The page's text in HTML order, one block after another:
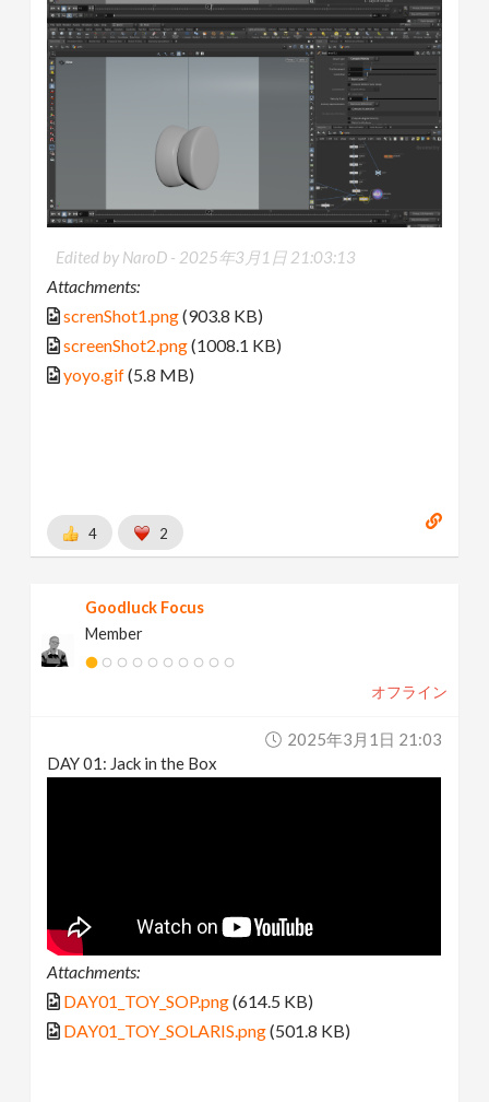
Edited by NaroD - 2025年3月1日 21:03:13
Attachments:
screnShot1.png(903.8 KB)
screenShot2.png(1008.1 KB)
yoyo.gif(5.8 MB)
4 2
Goodluck Focus
Member
オフライン
2025年3月1日 21:03
DAY 01: Jack in the Box
Attachments:
DAY01_TOY_SOP.png(614.5 KB)
DAY01_TOY_SOLARIS.png(501.8 KB)